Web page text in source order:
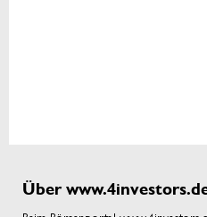
Über